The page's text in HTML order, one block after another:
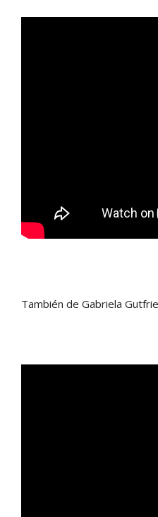
También de Gabriela